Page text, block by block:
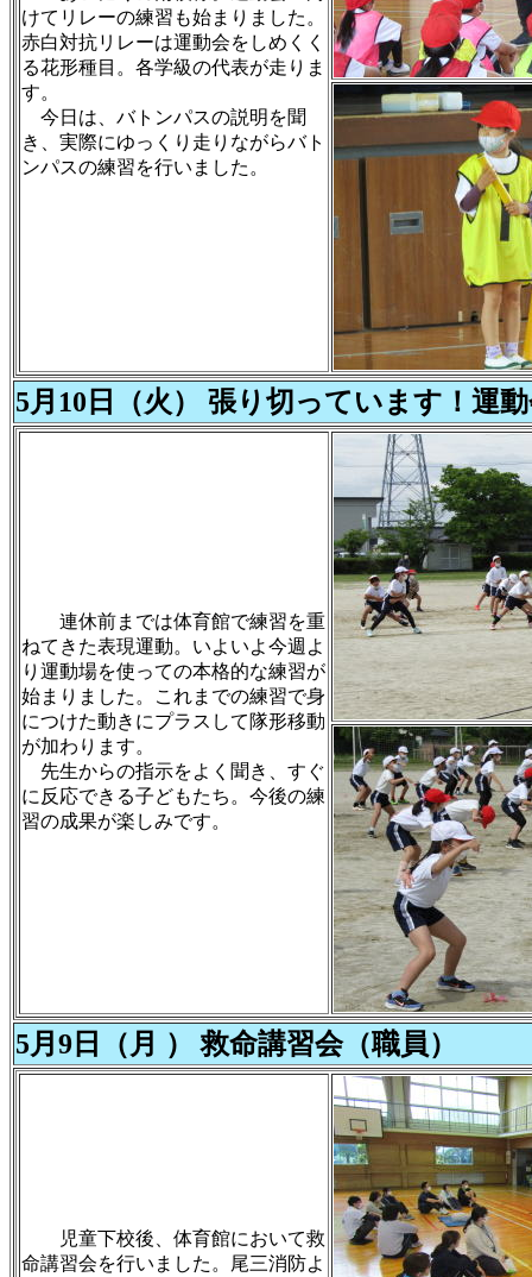
けてリレーの練習も始まりました。
赤白対抗リレーは運動会をしめくく
る花形種目。各学級の代表が走りま
す。
今日は、バトンパスの説明を聞
き、実際にゆっくり走りながらバト
ンパスの練習を行いました。
5月10日（火） 張り切っています！運
連休前までは体育館で練習を重
ねてきた表現運動。いよいよ今週よ
り運動場を使っての本格的な練習が
始まりました。これまでの練習で身
につけた動きにプラスして隊形移動
が加わります。
先生からの指示をよく聞き、すぐ
に反応できる子どもたち。今後の練
習の成果が楽しみです。
5月9日（月 ） 救命講習会（職員）
児童下校後、体育館において救
命講習会を行いました。尾三消防よ